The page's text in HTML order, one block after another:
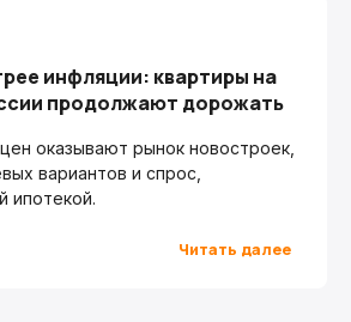
инфляции: квартиры на
продолжают дорожать
оказывают рынок новостроек,
вариантов и спрос,
ипотекой.
Читать далее